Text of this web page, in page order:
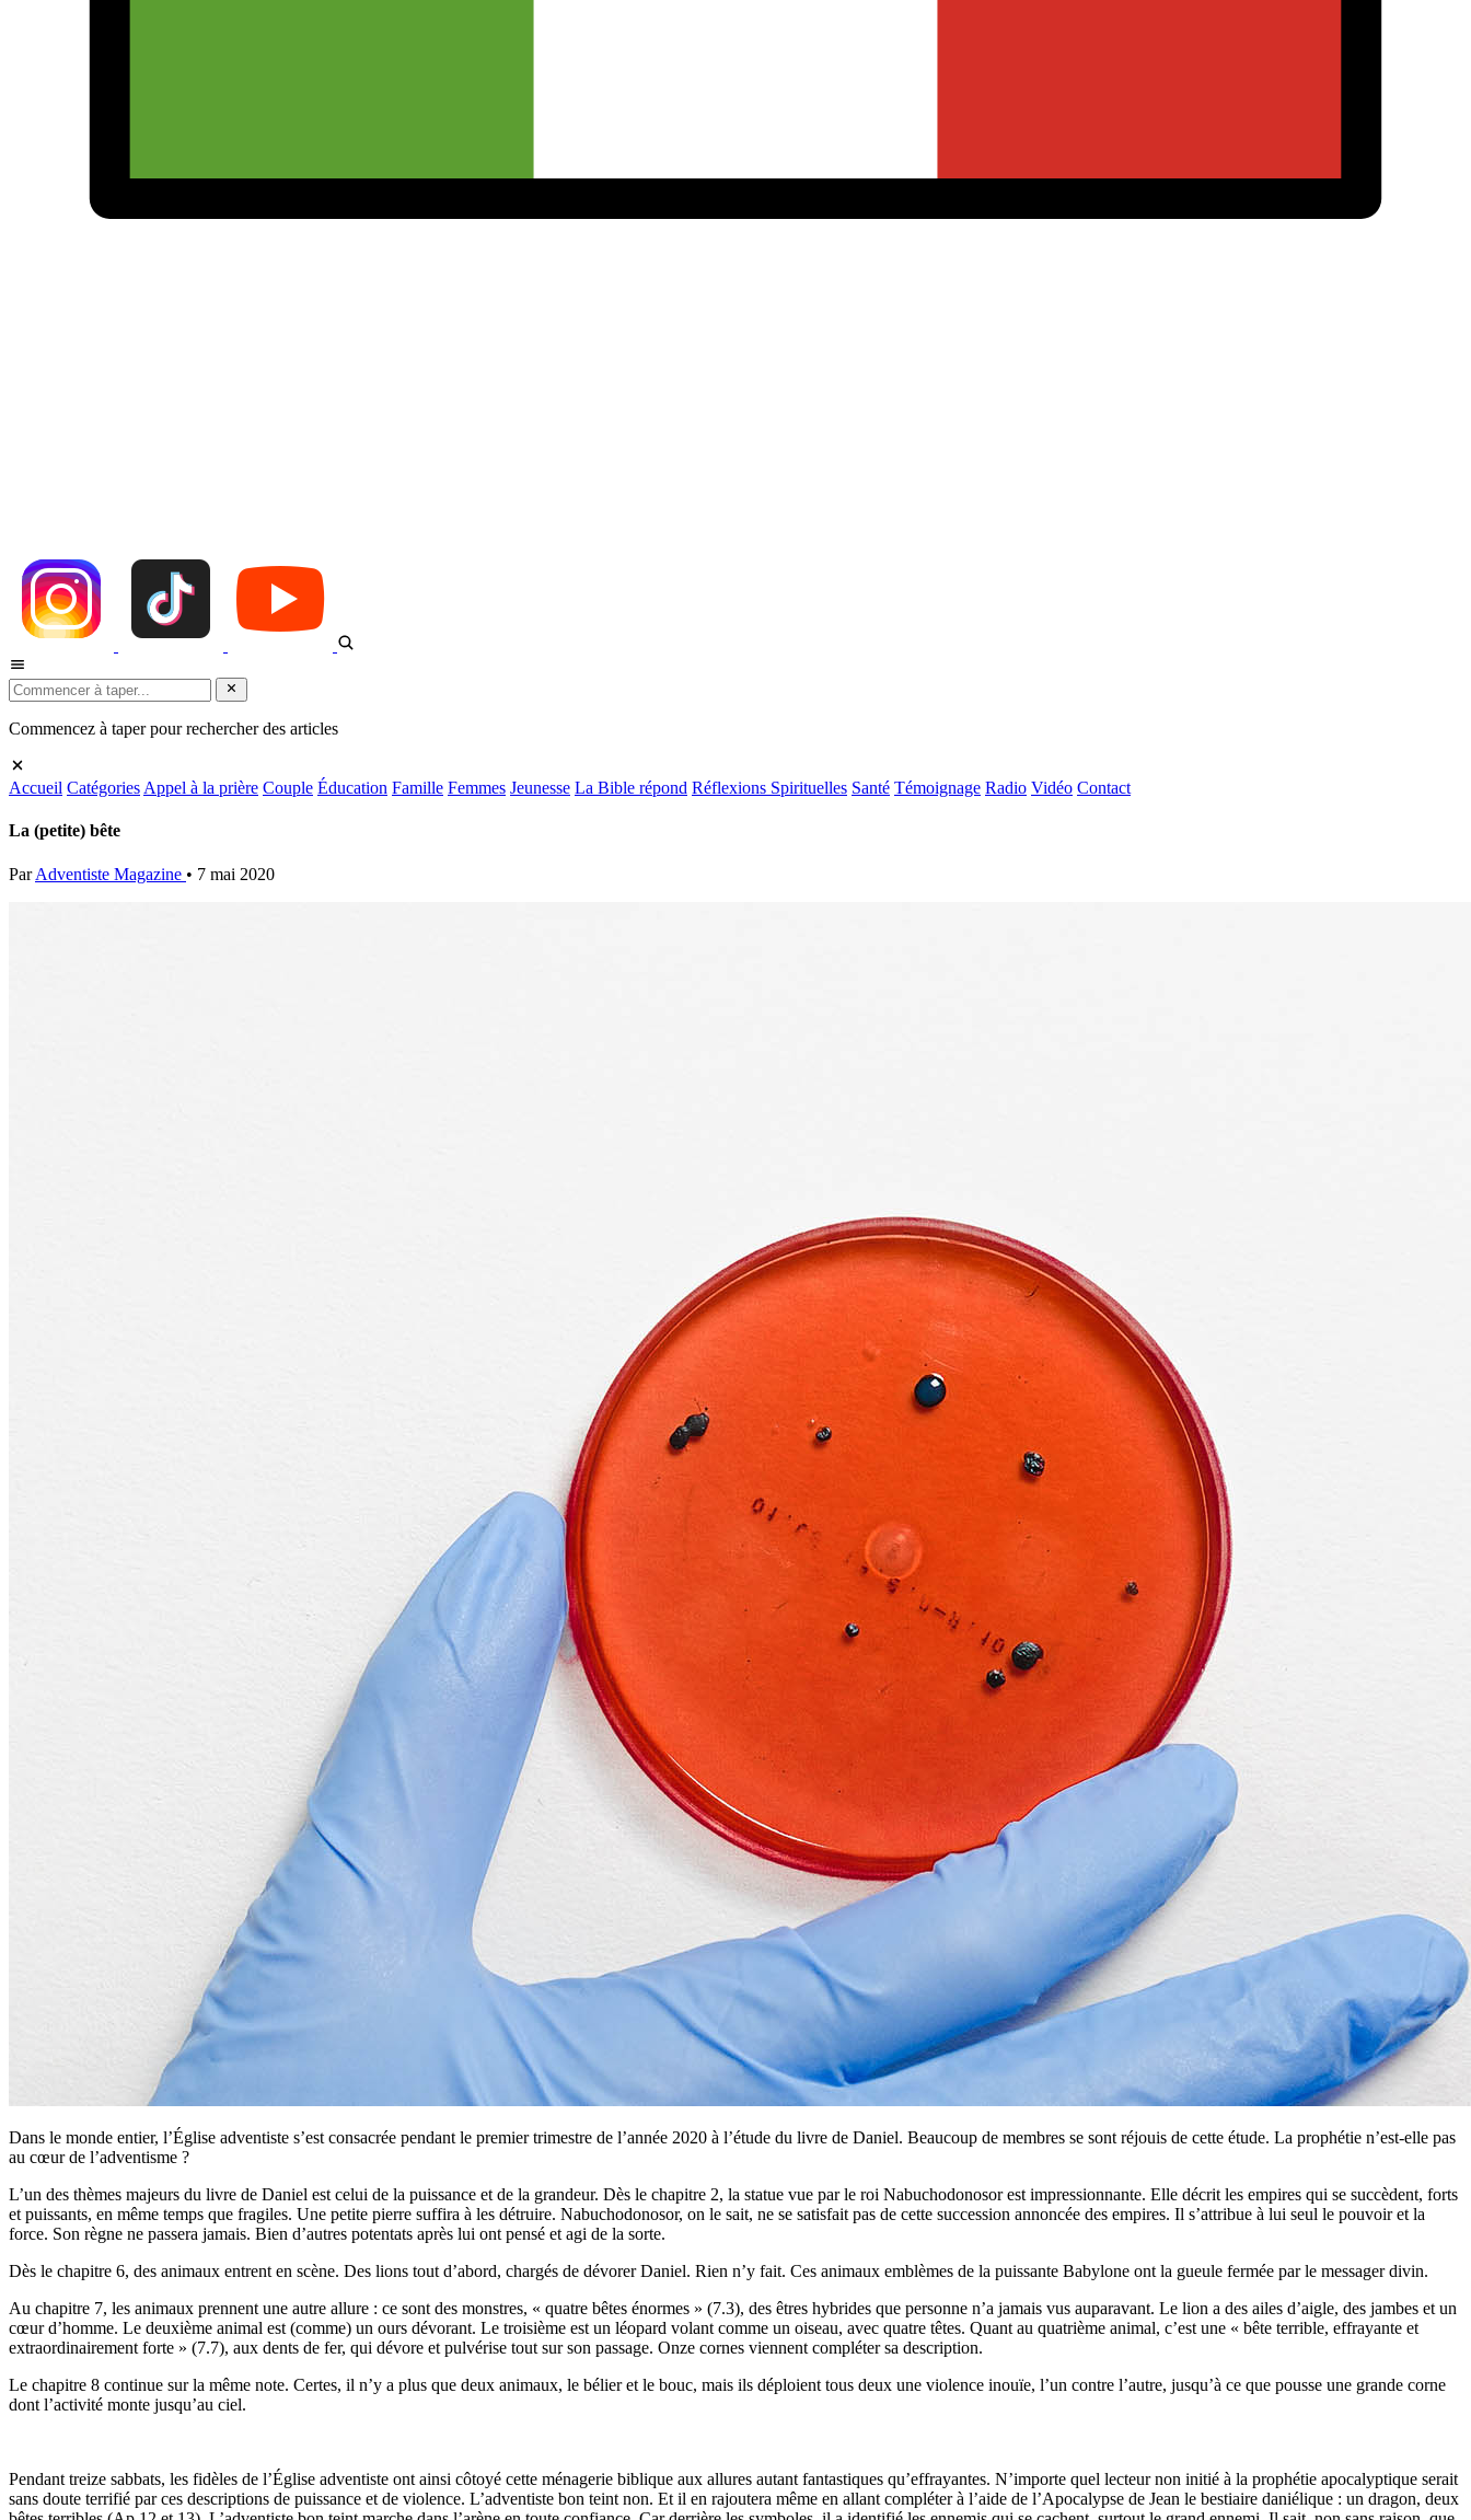
Commencez à taper pour rechercher des articles
Accueil Catégories Appel à la prière Couple Éducation Famille Femmes Jeunesse La Bible répond Réflexions Spirituelles Santé Témoignage Radio Vidéo Contact
La (petite) bête
Par Adventiste Magazine • 7 mai 2020
Dans le monde entier, l’Église adventiste s’est consacrée pendant le premier trimestre de l’année 2020 à l’étude du livre de Daniel. Beaucoup de membres se sont réjouis de cette étude. La prophétie n’est-elle pas
au cœur de l’adventisme ?
L’un des thèmes majeurs du livre de Daniel est celui de la puissance et de la grandeur. Dès le chapitre 2, la statue vue par le roi Nabuchodonosor est impressionnante. Elle décrit les empires qui se succèdent, forts
et puissants, en même temps que fragiles. Une petite pierre suffira à les détruire. Nabuchodonosor, on le sait, ne se satisfait pas de cette succession annoncée des empires. Il s’attribue à lui seul le pouvoir et la
force. Son règne ne passera jamais. Bien d’autres potentats après lui ont pensé et agi de la sorte.
Dès le chapitre 6, des animaux entrent en scène. Des lions tout d’abord, chargés de dévorer Daniel. Rien n’y fait. Ces animaux emblèmes de la puissante Babylone ont la gueule fermée par le messager divin.
Au chapitre 7, les animaux prennent une autre allure : ce sont des monstres, « quatre bêtes énormes » (7.3), des êtres hybrides que personne n’a jamais vus auparavant. Le lion a des ailes d’aigle, des jambes et un
cœur d’homme. Le deuxième animal est (comme) un ours dévorant. Le troisième est un léopard volant comme un oiseau, avec quatre têtes. Quant au quatrième animal, c’est une « bête terrible, effrayante et
extraordinairement forte » (7.7), aux dents de fer, qui dévore et pulvérise tout sur son passage. Onze cornes viennent compléter sa description.
Le chapitre 8 continue sur la même note. Certes, il n’y a plus que deux animaux, le bélier et le bouc, mais ils déploient tous deux une violence inouïe, l’un contre l’autre, jusqu’à ce que pousse une grande corne
dont l’activité monte jusqu’au ciel.
Pendant treize sabbats, les fidèles de l’Église adventiste ont ainsi côtoyé cette ménagerie biblique aux allures autant fantastiques qu’effrayantes. N’importe quel lecteur non initié à la prophétie apocalyptique serait
sans doute terrifié par ces descriptions de puissance et de violence. L’adventiste bon teint non. Et il en rajoutera même en allant compléter à l’aide de l’Apocalypse de Jean le bestiaire daniélique : un dragon, deux